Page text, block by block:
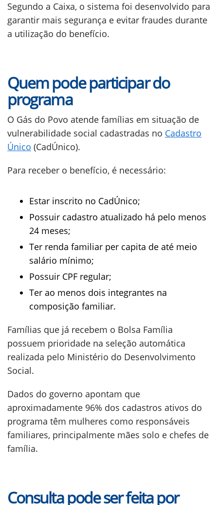
Segundo a Caixa, o sistema foi desenvolvido para
garantir mais segurança e evitar fraudes durante
a utilização do benefício.
Quem pode participar do
programa
O Gás do Povo atende famílias em situação de
vulnerabilidade social cadastradas no Cadastro
Único (CadÚnico).
Para receber o benefício, é necessário:
Estar inscrito no CadÚnico;
Possuir cadastro atualizado há pelo menos
24 meses;
Ter renda familiar per capita de até meio
salário mínimo;
Possuir CPF regular;
Ter ao menos dois integrantes na
composição familiar.
Famílias que já recebem o Bolsa Família
possuem prioridade na seleção automática
realizada pelo Ministério do Desenvolvimento
Social.
Dados do governo apontam que
aproximadamente 96% dos cadastros ativos do
programa têm mulheres como responsáveis
familiares, principalmente mães solo e chefes de
família.
Consulta pode ser feita por